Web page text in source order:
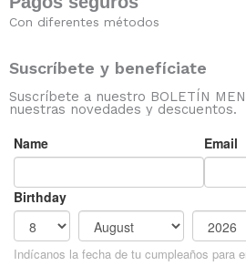
Con diferentes métodos
Suscríbete y benefíciate
Suscríbete a nuestro BOLETÍN
nuestras novedades y descuentos.